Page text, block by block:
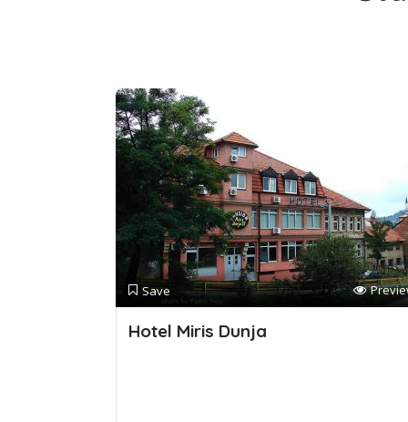
Save
Hotel Miris Dunja